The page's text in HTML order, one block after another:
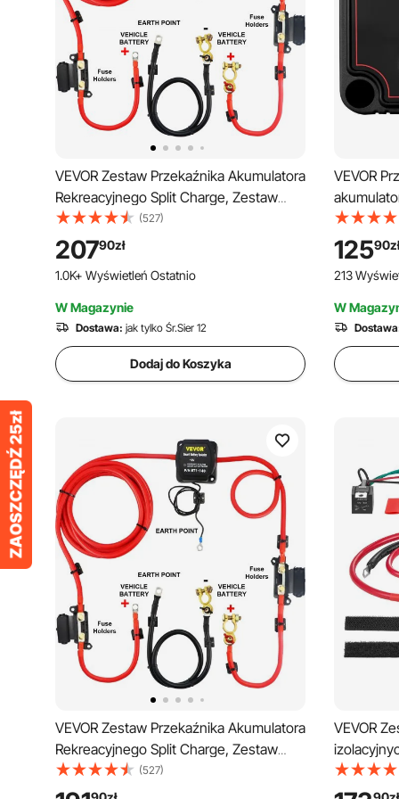
VEVOR Zestaw Przekaźnika Akumulatora
Rekreacyjnego Split Charge, Zestaw
Przekaźnika ładowania 12 V DC JDQTJ-
6M z Czerwonym Kablem Akumulatora
110 A do Pojazdów Terenowych,
Kamperów, Statków, Jachtów
(527)
20790zł
1.0K+ Wyświetleń Ostatnio
W Magazynie
Dostawa: jak tylko Śr.Sier 12
Dodaj do Koszyka
VEVOR
izolator
LCD,
litowego i
łodzi
12590zł
213
W
VEVOR Zestaw Przekaźnika Akumulatora
Rekreacyjnego Split Charge, Zestaw
Przekaźnika ładowania 12 V DC JDQTJ-
4M z Czerwonym Kablem Akumulatora
(527)
VEVOR
12 V, 80 A
VSR